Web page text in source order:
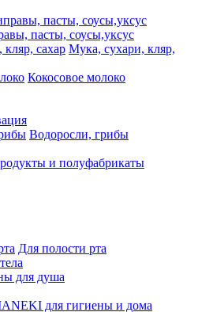
пасты, соусы,уксус
Мука, сухари, кляр,
Кокосовое молоко
Водоросли, грибы
и полуфабрикаты
Для полости рта
для душа